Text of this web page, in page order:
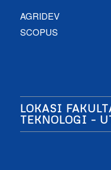
AGRIDEV
SCOPUS
LOKASI
TEKNOLOGI –